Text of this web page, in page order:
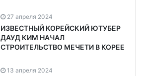
27 апреля 2024
ИЗВЕСТНЫЙ КОРЕЙСКИЙ ЮТУБЕР
ДАУД КИМ НАЧАЛ
СТРОИТЕЛЬСТВО МЕЧЕТИ В КОРЕЕ
13 апреля 2024